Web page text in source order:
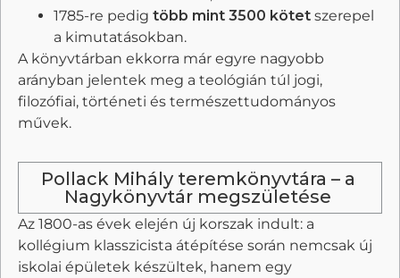
1785-re pedig több mint 3500 kötetszerepel
a kimutatásokban.
A könyvtárban ekkorra már egyre nagyobb
arányban jelentek meg a teológián túl jogi,
filozófiai, történeti és természettudományos
művek.
Pollack Mihály teremkönyvtára – a
Nagykönyvtár megszületése
Az 1800-as évek elején új korszak indult: a
kollégium klasszicista átépítése során nemcsak új
iskolai épületek készültek, hanem egy